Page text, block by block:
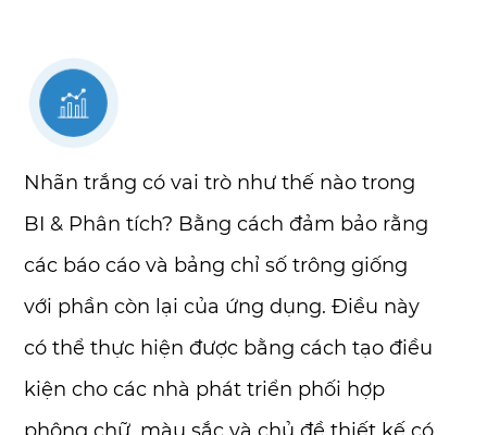
Nhãn trắng có vai trò như thế nào trong
BI & Phân tích? Bằng cách đảm bảo rằng
các báo cáo và bảng chỉ số trông giống
với phần còn lại của ứng dụng. Điều này
có thể thực hiện được bằng cách tạo điều
kiện cho các nhà phát triển phối hợp